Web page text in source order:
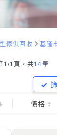
傢俱回收 基隆
1/1頁， 共14筆
價格